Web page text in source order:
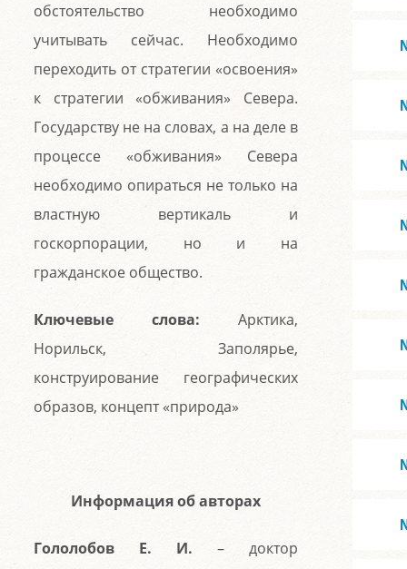
обстоятельство необходимо
учитывать сейчас. Необходимо
переходить от стратегии «освоения»
к стратегии «обживания» Севера.
Государству не на словах, а на деле в
процессе «обживания» Севера
необходимо опираться не только на
властную вертикаль и
госкорпорации, но и на
гражданское общество.
Ключевые слова: Арктика,
Норильск, Заполярье,
конструирование географических
образов, концепт «природа»
Информация об авторах
Гололобов Е. И. – доктор